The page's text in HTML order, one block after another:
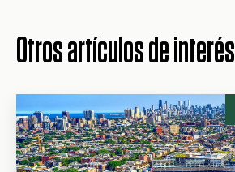
Otros artículos de interés